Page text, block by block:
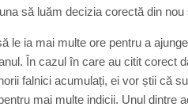
să luăm decizia corectă din nou
le ia mai multe ore pentru a
În cazul în care au citit corect
falnici acumulați, ei vor știi că
mai multe indicii. Unul dintre